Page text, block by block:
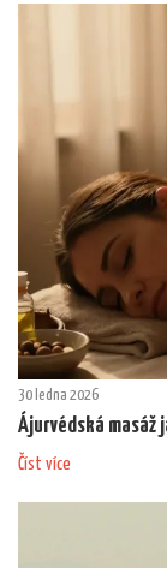
30 ledna 2026
Ájurvédská masáž
Číst více